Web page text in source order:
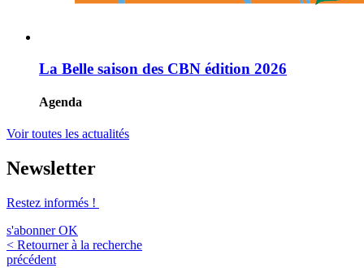
La Belle saison des CBN édition 2026
Agenda
Voir toutes les actualités
Newsletter
Restez informés !
s'abonner OK
< Retourner à la recherche
précédent